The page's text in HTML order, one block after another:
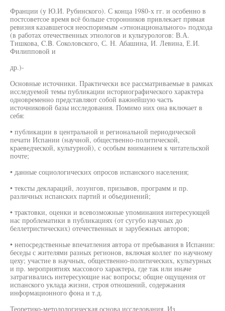
Франции (у Ю.И. Рубинского). С конца 1980-х гг. и особенно в
постсоветсое время всё больше сторонников привлекает прямая
ревизия казавшегося неоспоримым «этнонационального» подхода
(в работах отечественных этнологов и культурологов: В.А.
Тишкова, C.B. Соколовского, С. Н. Абашина, И. Левина, Е.И.
Филипповой и
др.)-
Основные источники. Практически все рассматриваемые в рамках
исследуемой темы публикации историографического характера
одновременно представляют собой важнейшую часть
источниковой базы исследования. Помимо них она включает в
себя:
• публикации в центральной и региональной периодической
печати Испании (научной, общественно-политической,
краеведческой, культурной), с особым вниманием к читательской
почте;
• данные социологических опросов испанского населения;
• тексты деклараций, лозунгов, призывов, программ и пр.
различных испанских партий и объединений;
• трактовки, оценки и всевозможные упоминания интересующей
нас проблематики в публикациях (от сугубо научных до
беллетристических) отечественных и зарубежных авторов;
• непосредственные впечатления автора от пребывания в Испании:
беседы с жителями разных регионов, включая коллег по научному
цеху; участие в научных, общественно-политических, культурных
и пр. мероприятиях массового характера, где так или иначе
затрагивались интересующие нас вопросы; общие ощущения от
испанского уклада жизни, строя отношений, содержания
информационного фона и т.д.
Теоретико-методологическая основа исследования. Из